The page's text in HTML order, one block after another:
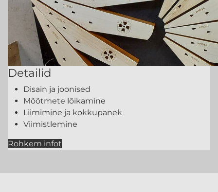
Detailid
Disain ja joonised
Mõõtmete lõikamine
Liimimine ja kokkupanek
Viimistlemine
Rohkem infot